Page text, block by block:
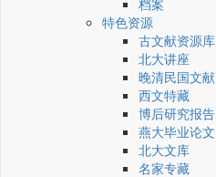
档案
特色资源
古文献资源库
北大讲座
晚清民国文献
西文特藏
博后研究报告
燕大毕业论文
北大文库
名家专藏